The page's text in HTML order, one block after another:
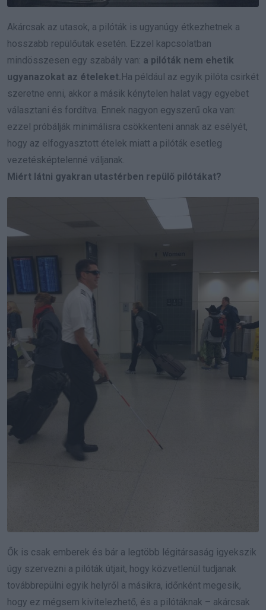
Akárcsak az utasok, a pilóták is ugyanúgy étkezhetnek a
hosszabb repülőutak esetén. Ezzel kapcsolatban
mindösszesen egy szabály van: a pilóták nem ehetik
ugyanazokat az ételeket.Ha például az egyik pilóta csirkét
szeretne enni, akkor a másik kénytelen halat vagy egyebet
választani és fordítva. Ennek nagyon egyszerű oka van:
ezzel próbálják minimálisra csökkenteni annak az esélyét,
hogy az elfogyasztott ételek miatt a pilóták esetleg
vezetésképtelenné váljanak.
Miért látni gyakran utastérben repülő pilótákat?
Ők is csak emberek és bár a legtöbb légitársaság igyekszik
úgy szervezni a pilóták útjait, hogy közvetlenül tudjanak
továbbrepülni egyik helyről a másikra, időnként megesik,
hogy ez mégsem kivitelezhető, és a pilótáknak – akárcsak